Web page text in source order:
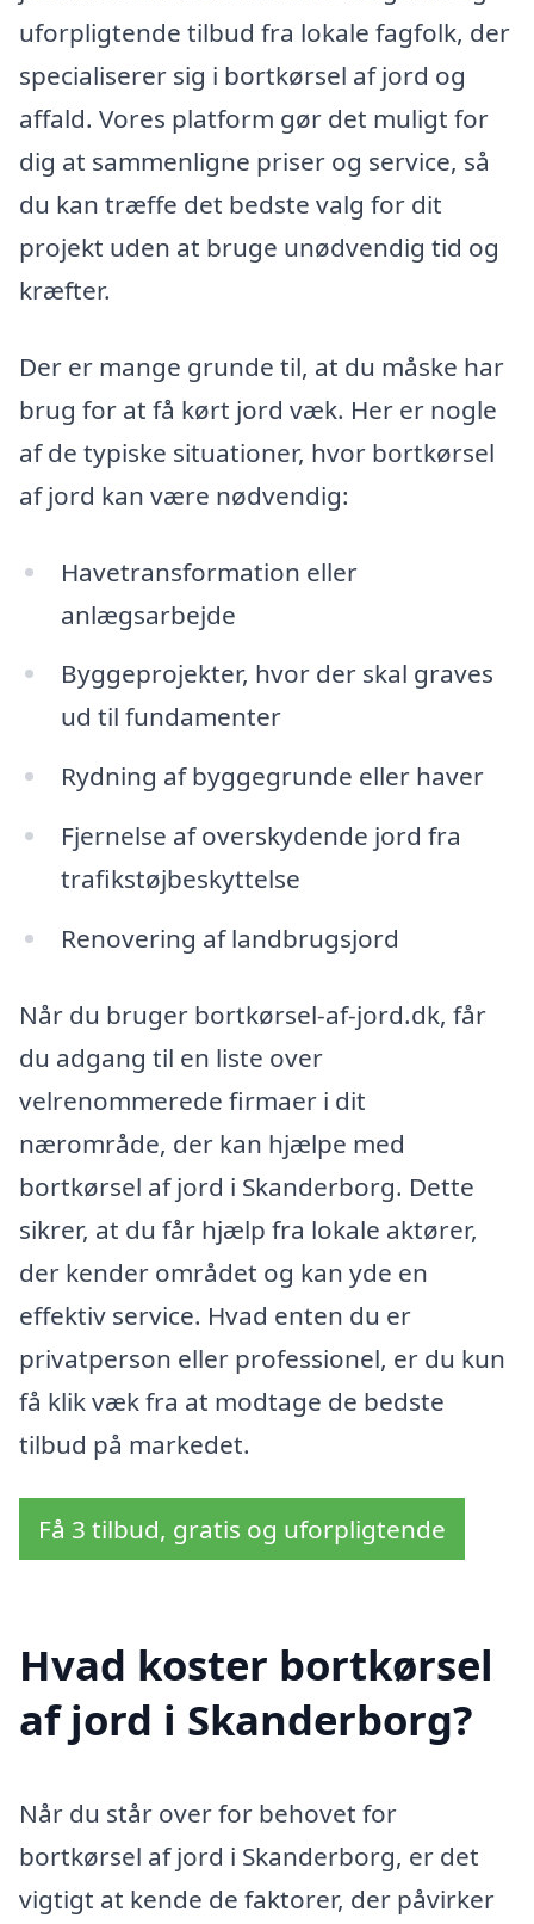
uforpligtende tilbud fra lokale fagfolk, der
specialiserer sig i bortkørsel af jord og
affald. Vores platform gør det muligt for
dig at sammenligne priser og service, så
du kan træffe det bedste valg for dit
projekt uden at bruge unødvendig tid og
kræfter.
Der er mange grunde til, at du måske har
brug for at få kørt jord væk. Her er nogle
af de typiske situationer, hvor bortkørsel
af jord kan være nødvendig:
Havetransformation eller
anlægsarbejde
Byggeprojekter, hvor der skal graves
ud til fundamenter
Rydning af byggegrunde eller haver
Fjernelse af overskydende jord fra
trafikstøjbeskyttelse
Renovering af landbrugsjord
Når du bruger bortkørsel-af-jord.dk, får
du adgang til en liste over
velrenommerede firmaer i dit
nærområde, der kan hjælpe med
bortkørsel af jord i Skanderborg. Dette
sikrer, at du får hjælp fra lokale aktører,
der kender området og kan yde en
effektiv service. Hvad enten du er
privatperson eller professionel, er du kun
få klik væk fra at modtage de bedste
tilbud på markedet.
Få 3 tilbud, gratis og uforpligtende
Hvad koster bortkørsel
af jord i Skanderborg?
Når du står over for behovet for
bortkørsel af jord i Skanderborg, er det
vigtigt at kende de faktorer, der påvirker